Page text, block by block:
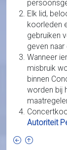
Elk lid,
koorleden
gebruiken
geven
Wanneer
misbruik
binnen
worden bij
Autoriteit